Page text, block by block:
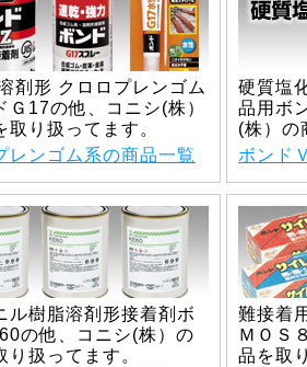
剤形 クロロプレンゴム
Ｇ17の他、コニシ(株）
取り扱ってます。
レンゴム系の商品一覧
硬質塩
品用ボ
(株）の
ボンド
ル樹脂溶剤形接着剤ボ
の他、コニシ(株）の
り扱ってます。
難接着
ＭＯＳ
品を取